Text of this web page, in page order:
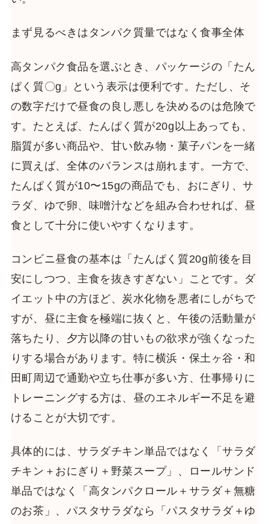
まず見るべきはタンパク質量ではなく食事全体
高タンパク食品を選ぶとき、パッケージの「たん
ぱく質〇g」という表示は便利です。ただし、そ
の数字だけで昼食の良し悪しを決めるのは危険で
す。たとえば、たんぱく質が20g以上あっても、
脂質が多い商品や、甘い飲み物・菓子パンを一緒
に買えば、全体のバランスは崩れます。一方で、
たんぱく質が10〜15gの商品でも、おにぎり、サ
ラダ、ゆで卵、味噌汁などを組み合わせれば、昼
食として十分に使いやすくなります。
コンビニ昼食の基本は「たんぱく質20g前後を目
安にしつつ、主食を抜きすぎない」ことです。ダ
イエット中の方ほど、炭水化物を悪者にしがちで
すが、昼に主食を極端に抜くと、午後の活動量が
落ちたり、夕方以降の甘いもの欲求が強くなった
りする場合があります。特に横浜・保土ヶ谷・和
田町周辺で通勤や立ち仕事が多い方、仕事帰りに
トレーニングする方は、昼のエネルギー不足を避
けることが大切です。
具体的には、サラダチキン単品ではなく「サラダ
チキン＋おにぎり＋野菜スープ」、ロールサンド
単品ではなく「高タンパクロール＋サラダ＋無糖
のお茶」、パスタサラダなら「パスタサラダ＋ゆ